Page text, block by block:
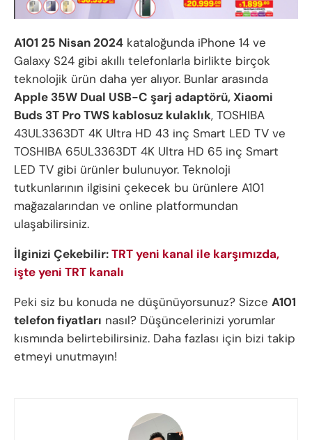
A101 25 Nisan 2024 kataloğunda iPhone 14 ve
Galaxy S24 gibi akıllı telefonlarla birlikte birçok
teknolojik ürün daha yer alıyor. Bunlar arasında
Apple 35W Dual USB-C şarj adaptörü, Xiaomi
Buds 3T Pro TWS kablosuz kulaklık, TOSHIBA
43UL3363DT 4K Ultra HD 43 inç Smart LED TV ve
TOSHIBA 65UL3363DT 4K Ultra HD 65 inç Smart
LED TV gibi ürünler bulunuyor. Teknoloji
tutkunlarının ilgisini çekecek bu ürünlere A101
mağazalarından ve online platformundan
ulaşabilirsiniz.
İlginizi Çekebilir:TRT yeni kanal ile karşımızda,
işte yeni TRT kanalı
Peki siz bu konuda ne düşünüyorsunuz? Sizce A101
telefon fiyatları nasıl? Düşüncelerinizi yorumlar
kısmında belirtebilirsiniz. Daha fazlası için bizi takip
etmeyi unutmayın!